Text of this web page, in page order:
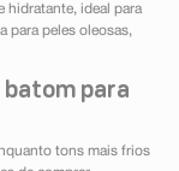
hidratante, ideal para
para peles oleosas,
batom para
tons mais frios